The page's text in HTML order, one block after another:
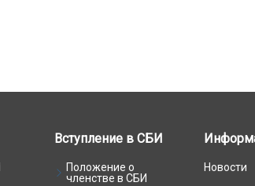
Вступление в СБИ
Положение о
членстве в СБИ
Новости